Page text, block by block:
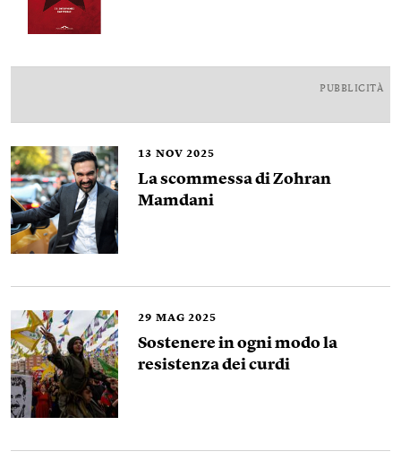
PUBBLICITÀ
13 NOV 2025
La scommessa di Zohran
Mamdani
29 MAG 2025
Sostenere in ogni modo la
resistenza dei curdi